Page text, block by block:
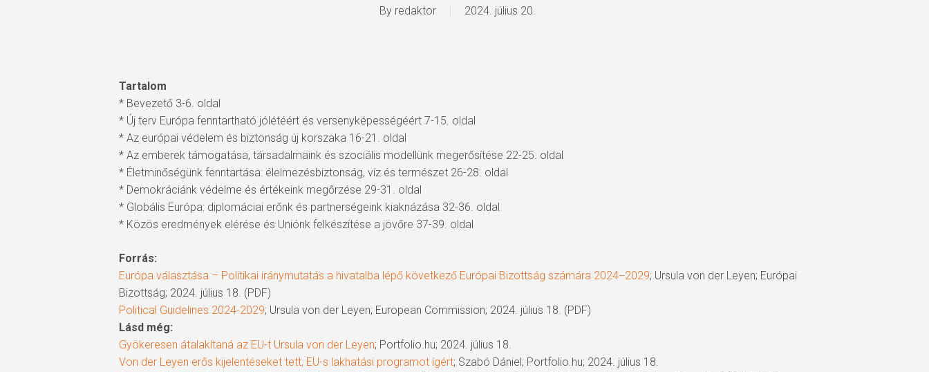
By redaktor 2024. július 20.
Tartalom
* Bevezető 3-6. oldal
* Új terv Európa fenntartható jólétéért és versenyképességéért 7-15. oldal
* Az európai védelem és biztonság új korszaka 16-21. oldal
* Az emberek támogatása, társadalmaink és szociális modellünk megerősítése 22-25. oldal
* Életminőségünk fenntartása: élelmezésbiztonság, víz és természet 26-28. oldal
* Demokráciánk védelme és értékeink megőrzése 29-31. oldal
* Globális Európa: diplomáciai erőnk és partnerségeink kiaknázása 32-36. oldal
* Közös eredmények elérése és Uniónk felkészítése a jövőre 37-39. oldal
Forrás:
Európa választása – Politikai iránymutatás a hivatalba lépő következő Európai Bizottság számára 2024−2029; Ursula von der Leyen; Európai
Bizottság; 2024. július 18. (PDF)
Political Guidelines 2024-2029; Ursula von der Leyen; European Commission; 2024. július 18. (PDF)
Lásd még:
Gyökeresen átalakítaná az EU-t Ursula von der Leyen; Portfolio.hu; 2024. július 18.
Von der Leyen erős kijelentéseket tett, EU-s lakhatási programot ígért; Szabó Dániel; Portfolio.hu; 2024. július 18.